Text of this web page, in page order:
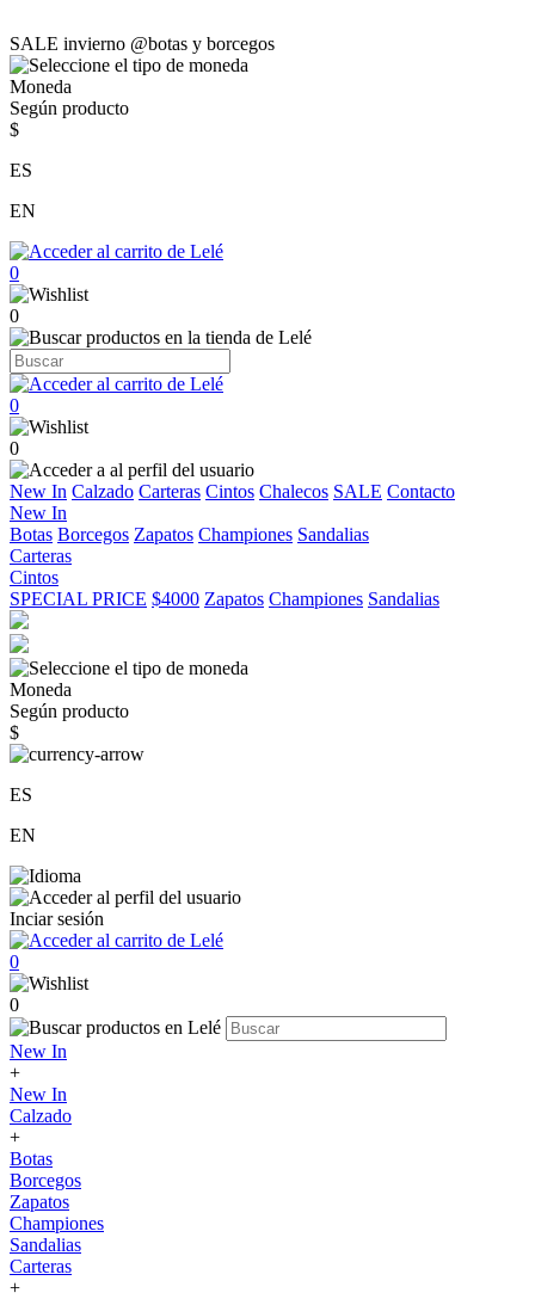
SALE invierno @botas y borcegos
Moneda
Según producto
$
ES
EN
0
0
0
0
New In Calzado Carteras Cintos Chalecos SALE Contacto
New In
Botas Borcegos Zapatos Championes Sandalias
Carteras
Cintos
SPECIAL PRICE $4000 Zapatos Championes Sandalias
Moneda
Según producto
$
ES
EN
Inciar sesión
0
0
New In
+
New In
Calzado
+
Botas
Borcegos
Zapatos
Championes
Sandalias
Carteras
+